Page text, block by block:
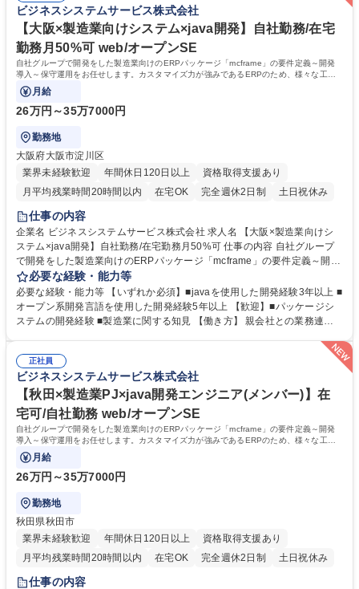
PLとして案件のマネジメントや顧客窓口を行っていただく予定です。 学
歴・資格 学歴：大学院 大学 高専 短大 専修学校 高校 語学力： 資格：
ビジネスシステムサービス株式会社
【大阪×製造業向けシステム×java開発】自社勤務/在宅
勤務月50%可 web/オープンSE
自社グループで開発をした製造業向けのERPパッケージ「mcframe」の要件定義～開発
導入～保守運用をお任せします。カスタマイズ力が強みであるERPのため、様々な工程
に携われます。
月給
26万円～35万7000円
勤務地
大阪府大阪市淀川区
業界未経験歓迎
年間休日120日以上
資格取得支援あり
月平均残業時間20時間以内
在宅OK 完全週休2日制 土日祝休み
仕事の内容
企業名 ビジネスシステムサービス株式会社 求人名 【大阪×製造業向けシ
ステム×java開発】自社勤務/在宅勤務月50%可 仕事の内容 自社グループ
で開発をした製造業向けのERPパッケージ「mcframe」の要件定義～開発
導入～保守運用をお任せします。カスタマイズ力が強みであるERPのた
め、様々な工程に携われます。 【具体的な仕事内容】 ●mcframeの導入 ●
mcframe導入後の運用・保守 ●mcframeの製品開発 ●mcframeの製品保
守、トレーニング 等 【入社後】 1～2ヵ月間の研修に入ります。内容はja
【大阪×製造業向けシステム×java開発】自社勤務/在宅勤務月50%可
必要な経験・能力等
必要な経験・能力等 【いずれか必須】■javaを使用した開発経験3年以上 ■
オープン系開発言語を使用した開発経験5年以上 【歓迎】■パッケージシ
ステムの開発経験 ■製造業に関する知見 【働き方】 親会社との業務連携
客が多く、中小規模ながら大手企業の案件に上流から参画できる環境で
す。「社員の力」が「会社の力」と捉え、働き方や制度改革等実際に社員
の働きやすさ向上を目的とした組織改善への取り組みを日々行っていま
す。(現在は経験の浅い社員の教育、研修制度を改善中) 学歴・資格 学歴：
大学院 大学 高専 短大 専修学校 高校 語学力： 資格：
正社員
ビジネスシステムサービス株式会社
【秋田×製造業PJ×java開発エンジニア(メンバー)】在
宅可/自社勤務 web/オープンSE
自社グループで開発をした製造業向けのERPパッケージ「mcframe」の要件定義～開発
導入～保守運用をお任せします。カスタマイズ力が強みであるERPのため、様々な工程
に携われます。
月給
26万円～35万7000円
勤務地
秋田県秋田市
業界未経験歓迎
年間休日120日以上
資格取得支援あり
月平均残業時間20時間以内
在宅OK 完全週休2日制 土日祝休み
仕事の内容